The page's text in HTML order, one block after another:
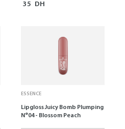
35 DH
ESSENCE
Lipgloss Juicy Bomb Plumping
N°04 - Blossom Peach